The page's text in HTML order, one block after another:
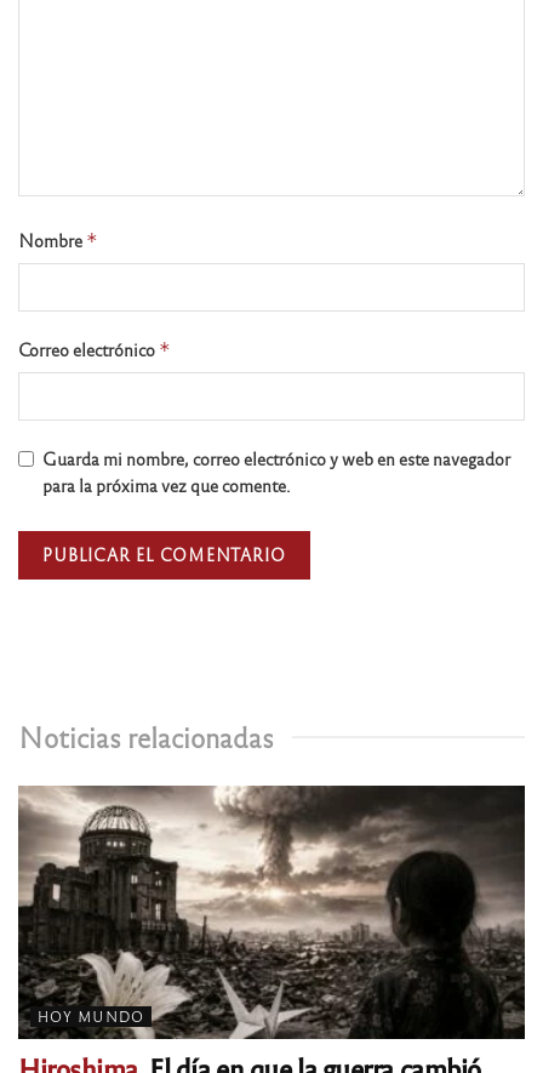
Noticias relacionadas
HOY MUNDO
Nombre *
Correo electrónico *
Guarda mi nombre, correo electrónico y web en este navegador
para la próxima vez que comente.